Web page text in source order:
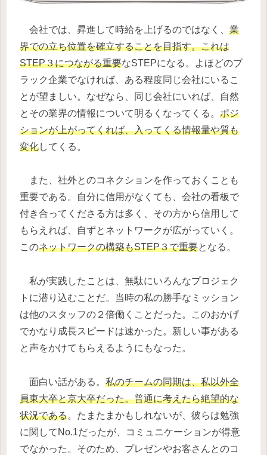
会社では、昇進して時給を上げるのではなく、 業
界での立ち位置を確立することを目指す。これは
STEP３につながる重要なSTEPになる。よほどのブ
ラック企業でなければ、ある程度同じ会社にいるこ
とが望ましい。なぜなら、同じ会社にいれば、自然
とその業界の情報について明るくなってくる。 ポジ
ションが上がってくれば、入ってくる情報量や質も
変化してくる。
また、社外とのコネクションを作っておくことも
重要である。自分に信用がなくても、会社の看板で
付き合ってくださる方は多く、その方から信用して
もらえれば、自ずとネットワークが広がっていく。
このネットワークの構築もSTEP３で重要となる。
私が実践したことは、無駄にいろんなプロジェク
トに潜り込むことだ。当時の私の勝手なミッション
は他のスタッフの２倍働くことだった。このおかげ
でかなり成長スピードは速かった。新しい事がある
と声をかけてもらえるようにもなった。
面白い話がある。 私のチームの同期は、私以外全
員東大卒と京大卒だった。普通に考えたら絶望的な
状況である。たまたまかもしれないが、彼らは勉強
に関してNo.1だったが、コミュニケーションが得意
でなかった。そのため、プレゼンやお客さんとのコ